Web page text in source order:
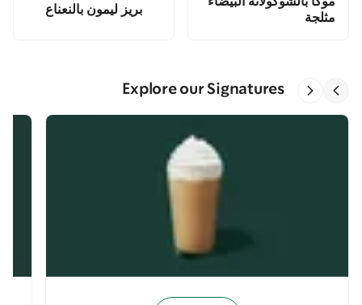
مثلجة
بريز ليمون بالنعناع
Explore our Signatures